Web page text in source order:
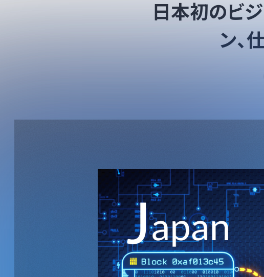
日本初のビ
ン、